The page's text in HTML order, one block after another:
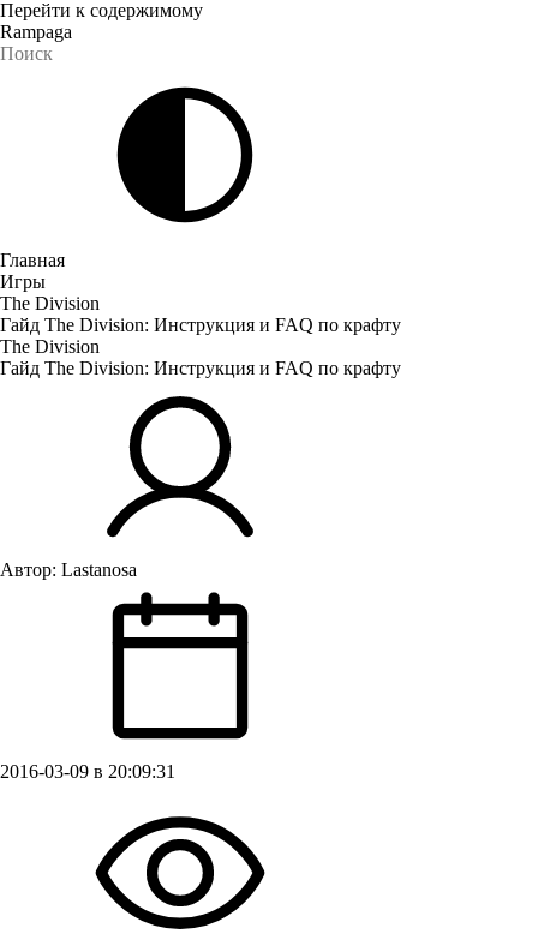
Перейти к содержимому
Rampaga
Главная
Игры
The Division
Гайд The Division: Инструкция и FAQ по крафту
The Division
Гайд The Division: Инструкция и FAQ по крафту
Автор: Lastanosa
2016-03-09 в 20:09:31